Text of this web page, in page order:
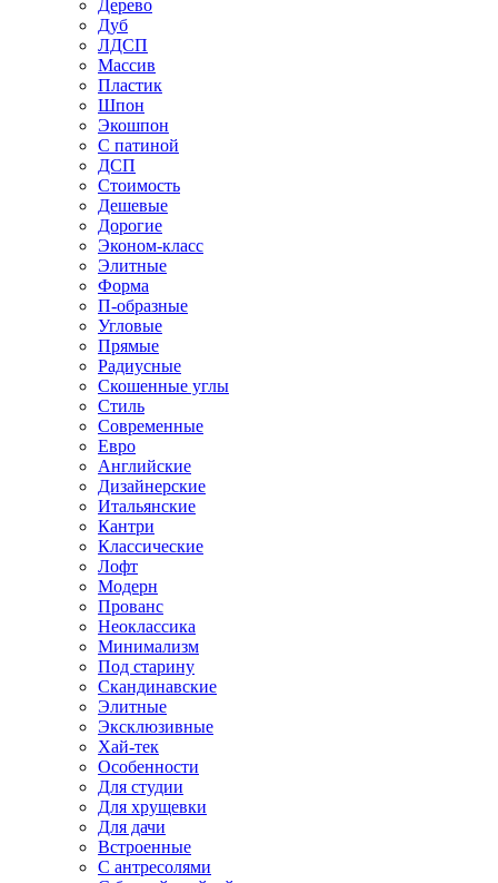
Дерево
Дуб
ЛДСП
Массив
Пластик
Шпон
Экошпон
С патиной
ДСП
Стоимость
Дешевые
Дорогие
Эконом-класс
Элитные
Форма
П-образные
Угловые
Прямые
Радиусные
Скошенные углы
Стиль
Современные
Евро
Английские
Дизайнерские
Итальянские
Кантри
Классические
Лофт
Модерн
Прованс
Неоклассика
Минимализм
Под старину
Скандинавские
Элитные
Эксклюзивные
Хай-тек
Особенности
Для студии
Для хрущевки
Для дачи
Встроенные
С антресолями